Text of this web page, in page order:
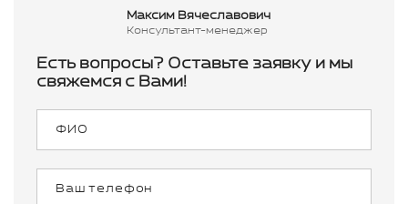
Максим Вячеславович
Консультант-менеджер
Есть вопросы? Оставьте заявку и мы
свяжемся с Вами!